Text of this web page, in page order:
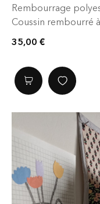
Rembourrage
Coussin rembourré
ENTRETIEN :
froid puis 30°c en
Rembourrage
Il était dans les
35,00 €